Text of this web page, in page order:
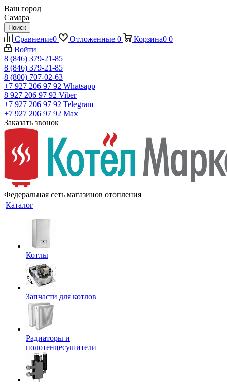
Ваш город
Самара
Поиск
Сравнение0 Отложенные 0 Корзина0 0
Войти
8 (846) 379-21-85
8 (846) 379-21-85
8 (800) 707-02-63
+7 927 206 97 92 Whatsapp
8 927 206 97 92 Viber
+7 927 206 97 92 Telegram
+7 927 206 97 92 Max
Заказать звонок
Федеральная сеть магазинов отопления
Каталог
Котлы
Запчасти для котлов
Радиаторы и
полотенцесушители